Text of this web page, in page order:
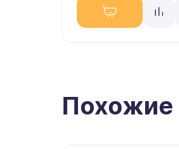
Похожие